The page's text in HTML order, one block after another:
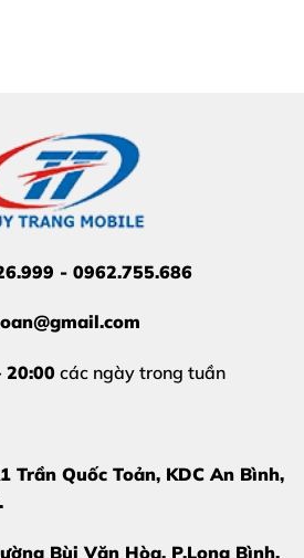
- 0962.755.686
20:00 các ngày trong tuần
Trần Quốc Toản, KDC An Bình,
Bùi Văn Hòa, P.Long Bình,